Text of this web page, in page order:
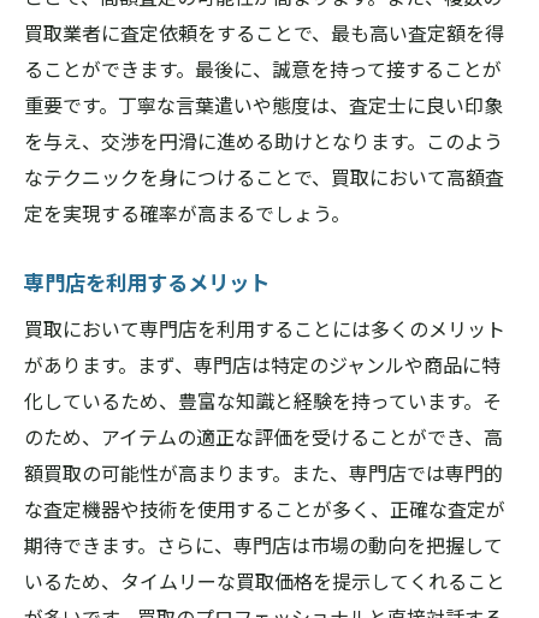
買取業者に査定依頼をすることで、最も高い査定額を得
ることができます。最後に、誠意を持って接することが
重要です。丁寧な言葉遣いや態度は、査定士に良い印象
を与え、交渉を円滑に進める助けとなります。このよう
なテクニックを身につけることで、買取において高額査
定を実現する確率が高まるでしょう。
専門店を利用するメリット
買取において専門店を利用することには多くのメリット
があります。まず、専門店は特定のジャンルや商品に特
化しているため、豊富な知識と経験を持っています。そ
のため、アイテムの適正な評価を受けることができ、高
額買取の可能性が高まります。また、専門店では専門的
な査定機器や技術を使用することが多く、正確な査定が
期待できます。さらに、専門店は市場の動向を把握して
いるため、タイムリーな買取価格を提示してくれること